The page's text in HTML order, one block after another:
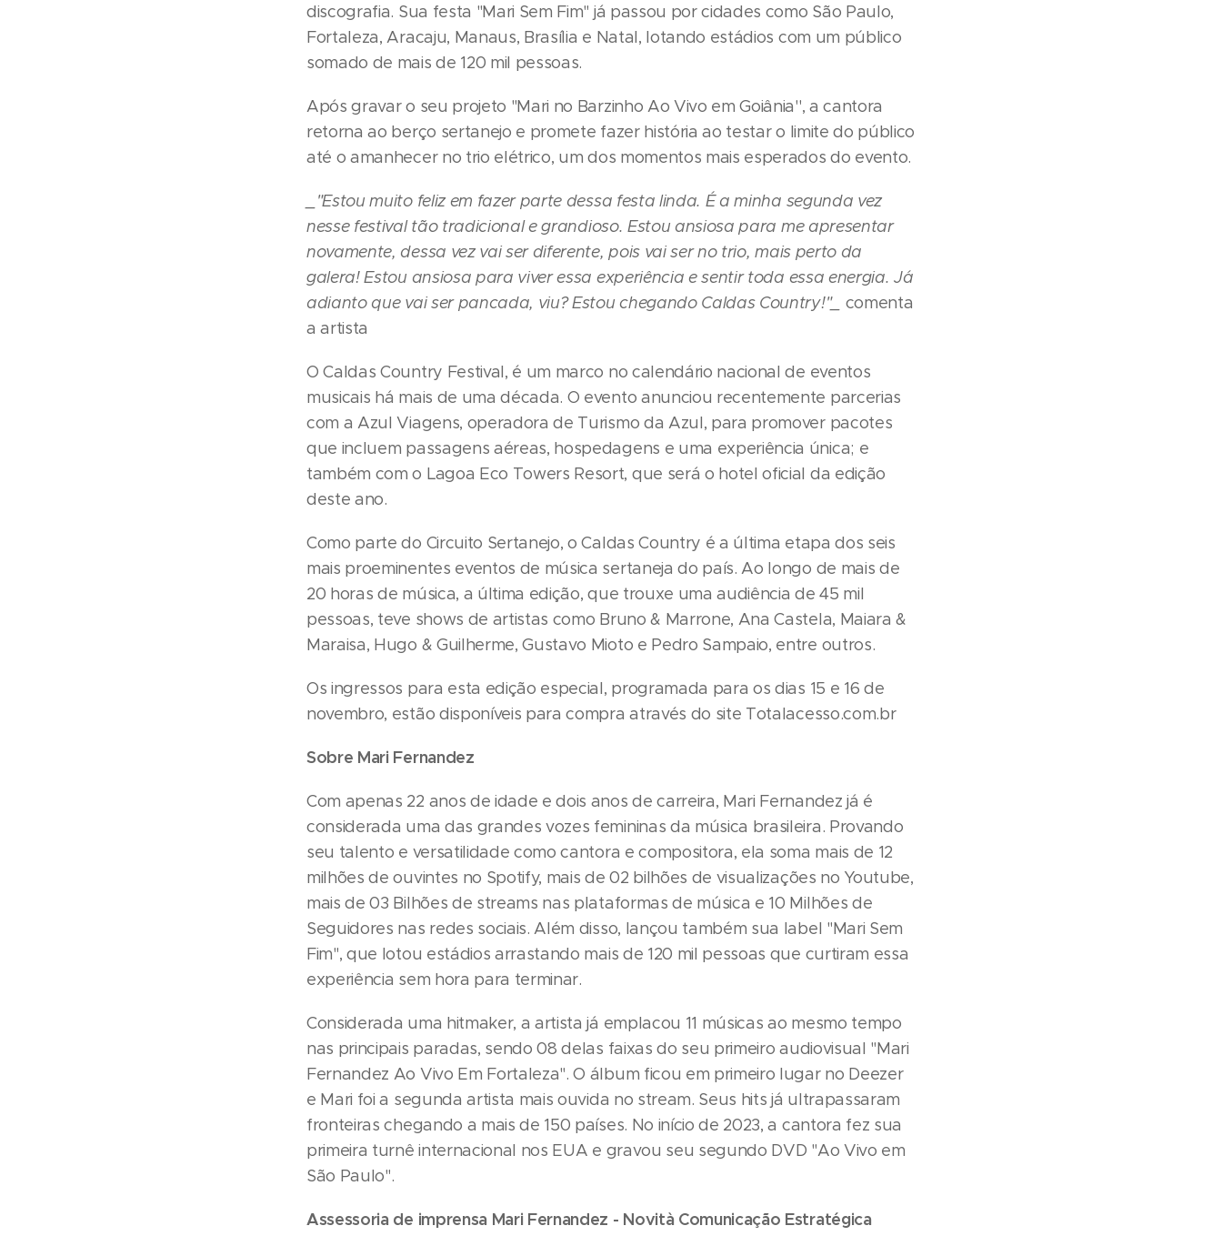
discografia. Sua festa "Mari Sem Fim" já passou por cidades como São Paulo,
Fortaleza, Aracaju, Manaus, Brasília e Natal, lotando estádios com um público
somado de mais de 120 mil pessoas.
Após gravar o seu projeto "Mari no Barzinho Ao Vivo em Goiânia'', a cantora
retorna ao berço sertanejo e promete fazer história ao testar o limite do público
até o amanhecer no trio elétrico, um dos momentos mais esperados do evento.
_"Estou muito feliz em fazer parte dessa festa linda. É a minha segunda vez
nesse festival tão tradicional e grandioso. Estou ansiosa para me apresentar
novamente, dessa vez vai ser diferente, pois vai ser no trio, mais perto da
galera! Estou ansiosa para viver essa experiência e sentir toda essa energia. Já
adianto que vai ser pancada, viu? Estou chegando Caldas Country!"_
comenta
a artista
O Caldas Country Festival, é um marco no calendário nacional de eventos
musicais há mais de uma década. O evento anunciou recentemente parcerias
com a Azul Viagens, operadora de Turismo da Azul, para promover pacotes
que incluem passagens aéreas, hospedagens e uma experiência única; e
também com o Lagoa Eco Towers Resort, que será o hotel oficial da edição
deste ano.
Como parte do Circuito Sertanejo, o Caldas Country é a última etapa dos seis
mais proeminentes eventos de música sertaneja do país. Ao longo de mais de
20 horas de música, a última edição, que trouxe uma audiência de 45 mil
pessoas, teve shows de artistas como Bruno & Marrone, Ana Castela, Maiara &
Maraisa, Hugo & Guilherme, Gustavo Mioto e Pedro Sampaio, entre outros.
Os ingressos para esta edição especial, programada para os dias 15 e 16 de
novembro, estão disponíveis para compra através do site Totalacesso.com.br
Sobre Mari Fernandez
Com apenas 22 anos de idade e dois anos de carreira, Mari Fernandez já é
considerada uma das grandes vozes femininas da música brasileira. Provando
seu talento e versatilidade como cantora e compositora, ela soma mais de 12
milhões de ouvintes no Spotify, mais de 02 bilhões de visualizações no Youtube,
mais de 03 Bilhões de streams nas plataformas de música e 10 Milhões de
Seguidores nas redes sociais. Além disso, lançou também sua label "Mari Sem
Fim", que lotou estádios arrastando mais de 120 mil pessoas que curtiram essa
experiência sem hora para terminar.
Considerada uma hitmaker, a artista já emplacou 11 músicas ao mesmo tempo
nas principais paradas, sendo 08 delas faixas do seu primeiro audiovisual "Mari
Fernandez Ao Vivo Em Fortaleza". O álbum ficou em primeiro lugar no Deezer
e Mari foi a segunda artista mais ouvida no stream. Seus hits já ultrapassaram
fronteiras chegando a mais de 150 países. No início de 2023, a cantora fez sua
primeira turnê internacional nos EUA e gravou seu segundo DVD "Ao Vivo em
São Paulo".
Assessoria de imprensa Mari Fernandez - Novità Comunicação Estratégica